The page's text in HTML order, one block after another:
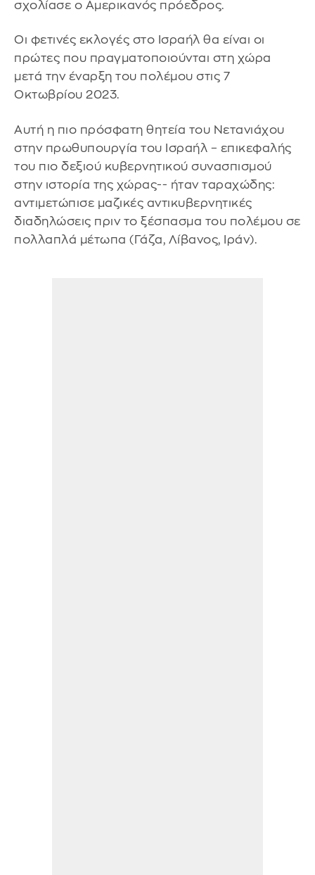
σχολίασε ο Αμερικανός πρόεδρος.
Οι φετινές εκλογές στο Ισραήλ θα είναι οι
πρώτες που πραγματοποιούνται στη χώρα
μετά την έναρξη του πολέμου στις 7
Οκτωβρίου 2023.
Αυτή η πιο πρόσφατη θητεία του Νετανιάχου
στην πρωθυπουργία του Ισραήλ – επικεφαλής
του πιο δεξιού κυβερνητικού συνασπισμού
στην ιστορία της χώρας-- ήταν ταραχώδης:
αντιμετώπισε μαζικές αντικυβερνητικές
διαδηλώσεις πριν το ξέσπασμα του πολέμου σε
πολλαπλά μέτωπα (Γάζα, Λίβανος, Ιράν).